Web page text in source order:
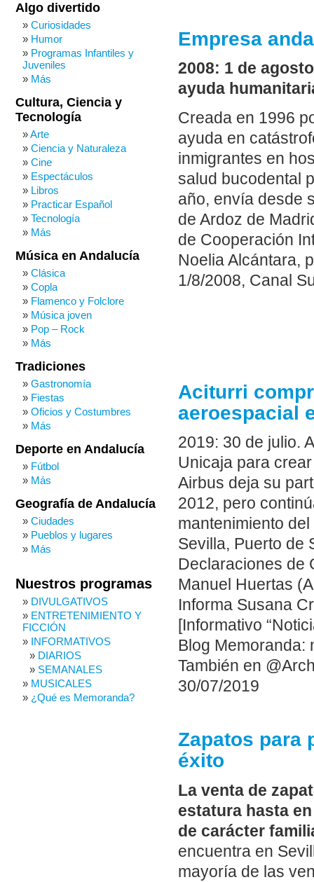
Empresa
2008: 1 de
ayuda
Creada en 1996
ayuda en
inmigrantes en
salud bucodental
año, envía desde
de Ardoz de
de Cooperación
Noelia Alcántara,
1/8/2008, Canal
Aciturri
aeroespacial
2019: 30 de julio.
Unicaja para
Airbus deja su
2012, pero
mantenimiento
Sevilla, Puerto de
Declaraciones de
Manuel Huertas
Informa Susana
[Informativo
Blog Memoranda:
También en
30/07/2019
Zapatos para
éxito
La venta de
estatura hasta
de carácter
encuentra en
mayoría de las
Algo divertido
Curiosidades
Humor
Programas Infantiles y
Juveniles
Más
Cultura, Ciencia y
Tecnología
Arte
Ciencia y Naturaleza
Cine
Espectáculos
Libros
Practicar Español
Tecnología
Más
Música en Andalucía
Clásica
Copla
Flamenco y Folclore
Música joven
Pop – Rock
Más
Tradiciones
Gastronomía
Fiestas
Oficios y Costumbres
Más
Deporte en Andalucía
Fútbol
Más
Geografía de Andalucía
Ciudades
Pueblos y lugares
Más
Nuestros programas
DIVULGATIVOS
ENTRETENIMIENTO Y
FICCIÓN
INFORMATIVOS
DIARIOS
SEMANALES
MUSICALES
¿Qué es Memoranda?